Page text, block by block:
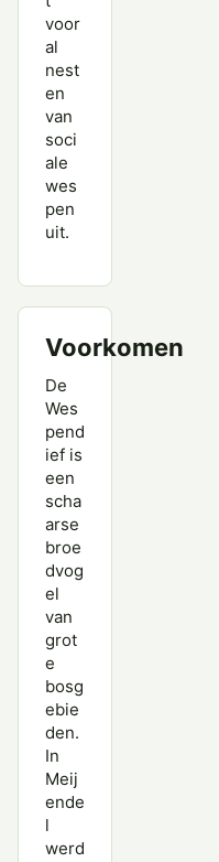
voor
al
nest
en
van
soci
ale
wes
pen
uit.
Voorkomen
De
Wes
pend
ief is
een
scha
arse
broe
dvog
el
van
grot
e
bosg
ebie
den.
In
Meij
ende
l
werd